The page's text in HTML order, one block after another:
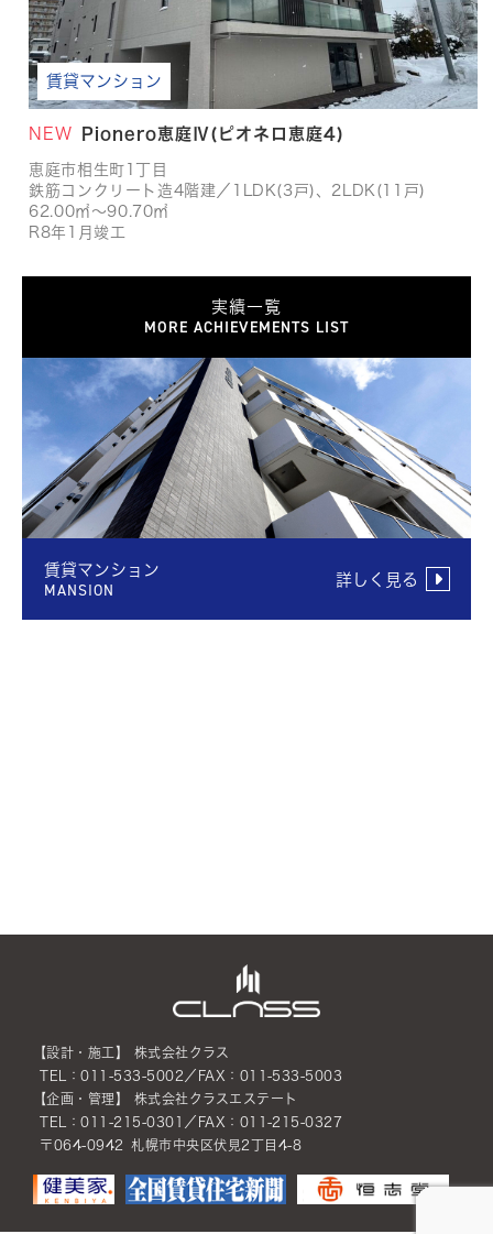
賃貸マンション
NEW Pionero恵庭Ⅳ(ピオネロ恵庭4)
恵庭市相生町1丁目
鉄筋コンクリート造4階建／1LDK(3戸)、2LDK(11戸)
62.00㎡～90.70㎡
R8年1月竣工
実績一覧
MORE ACHIEVEMENTS LIST
賃貸マンション
MANSION
詳しく見る
【設計・施工】 株式会社クラス
TEL：011-533-5002／FAX：011-533-5003
【企画・管理】 株式会社クラスエステート
TEL：011-215-0301／FAX：011-215-0327
〒064-0942 札幌市中央区伏見2丁目4-8